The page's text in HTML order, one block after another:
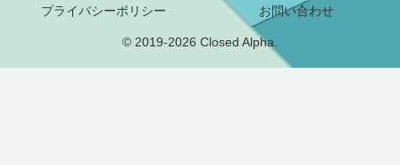
プライバシーポリシー お問い合わせ
© 2019-2026 Closed Alpha.